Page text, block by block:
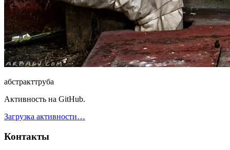
абстракттруба
Активность на GitHub.
Загрузка активности…
Контакты